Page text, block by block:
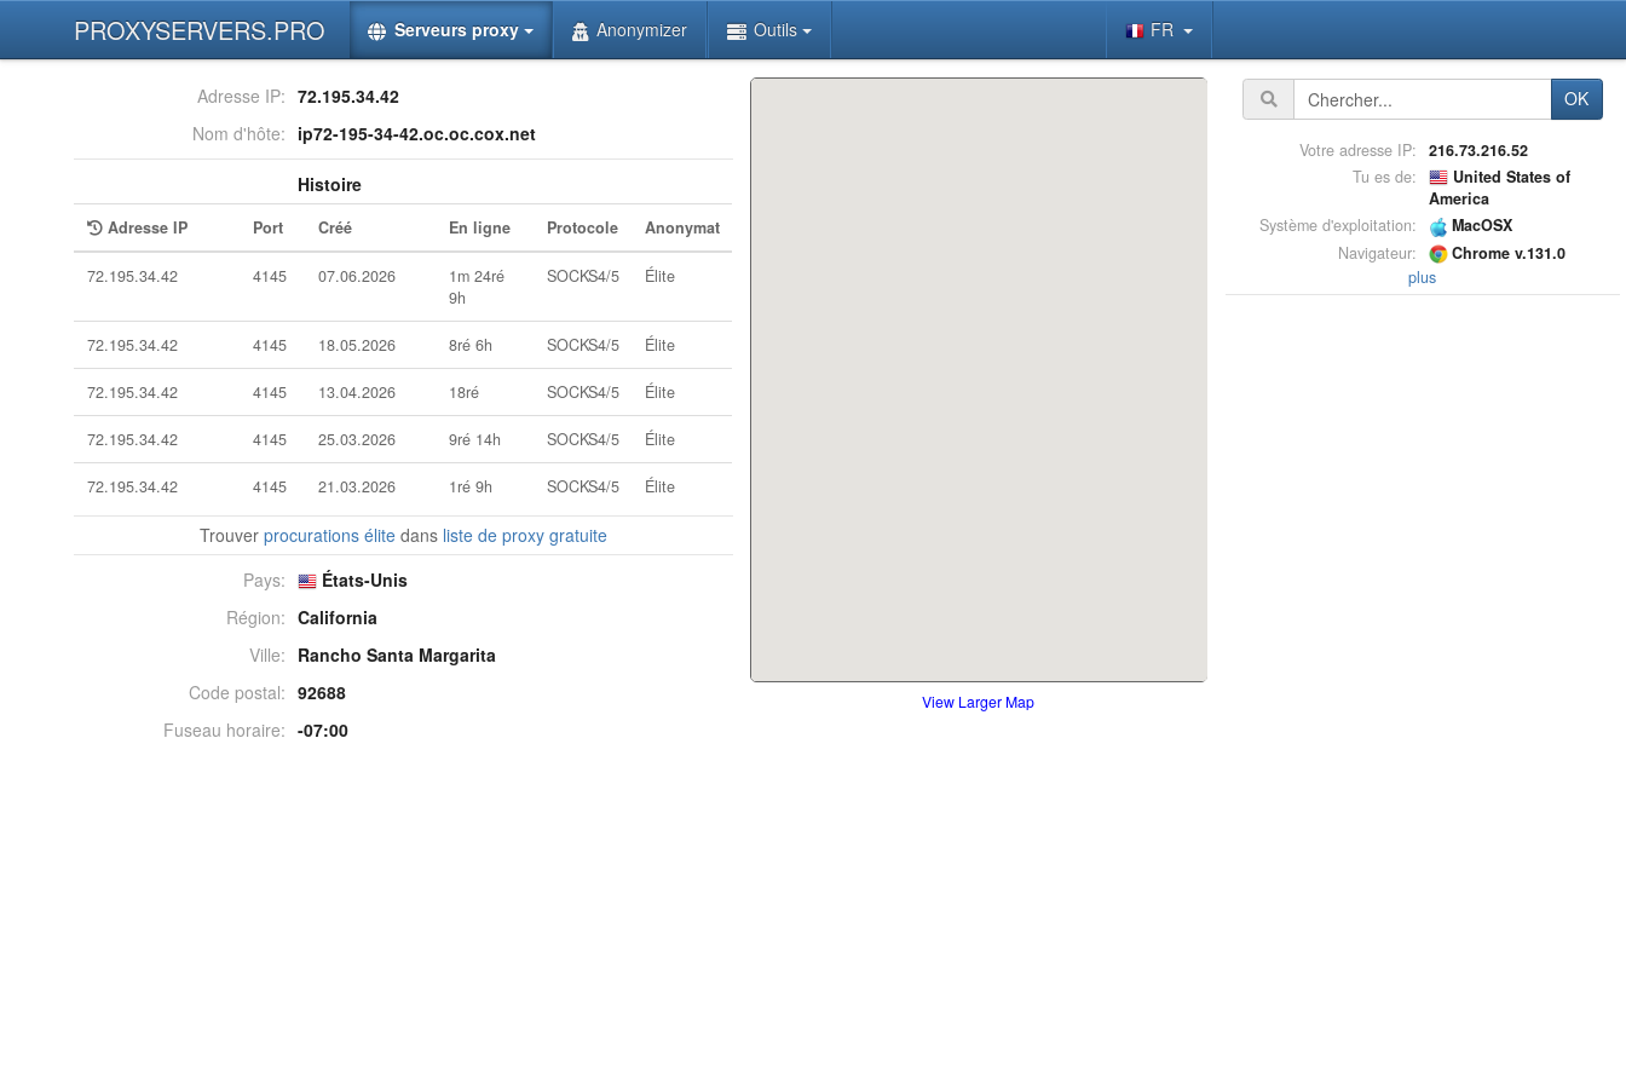
PROXYSERVERS.PRO Serveurs proxy Anonymizer Outils FR
Adresse IP: 72.195.34.42
Nom d'hôte: ip72-195-34-42.oc.oc.cox.net
Histoire
Adresse IP Port Créé En ligne Protocole Anonymat
72.195.34.42 4145 07.06.2026
1m 24ré
9h
SOCKS4/5 Élite
72.195.34.42 4145 18.05.2026 8ré 6h SOCKS4/5 Élite
72.195.34.42 4145 13.04.2026 18ré SOCKS4/5 Élite
72.195.34.42 4145 25.03.2026 9ré 14h SOCKS4/5 Élite
72.195.34.42 4145 21.03.2026 1ré 9h SOCKS4/5 Élite
Trouver procurations élitedans liste de proxy gratuite
Pays:
États-Unis
Région: California
Ville: Rancho Santa Margarita
Code postal: 92688
Fuseau horaire: -07:00
View Larger Map
OK
Votre adresse IP:
216.73.216.52
Tu es de:
United States of
America
Système d'exploitation:
MacOSX
Navigateur:
Chrome v.131.0
plus